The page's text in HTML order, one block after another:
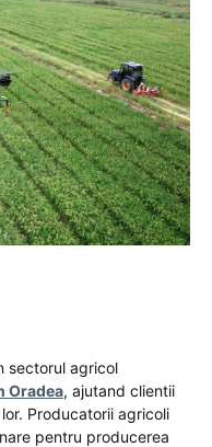
sectorul agricol
Oradea, ajutand clientii
Producatorii agricoli
pentru producerea